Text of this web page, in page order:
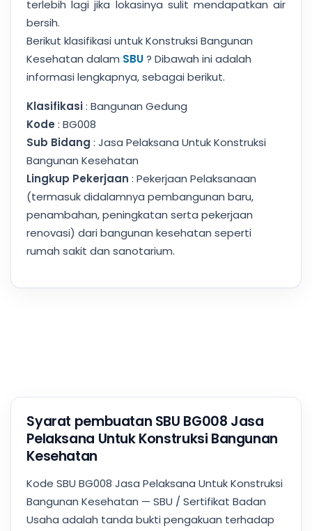
terlebih lagi jika lokasinya sulit mendapatkan air
bersih.
Berikut klasifikasi untuk Konstruksi Bangunan
Kesehatan dalam SBU? Dibawah ini adalah
informasi lengkapnya, sebagai berikut.
Klasifikasi: Bangunan Gedung
Kode : BG008
Sub Bidang : Jasa Pelaksana Untuk Konstruksi
Bangunan Kesehatan
Lingkup Pekerjaan : Pekerjaan Pelaksanaan
(termasuk didalamnya pembangunan baru,
penambahan, peningkatan serta pekerjaan
renovasi) dari bangunan kesehatan seperti
rumah sakit dan sanotarium.
Syarat pembuatan SBU BG008 Jasa
Pelaksana Untuk Konstruksi Bangunan
Kesehatan
Kode SBU BG008 Jasa Pelaksana Untuk Konstruksi
Bangunan Kesehatan — SBU / Sertifikat Badan
Usaha adalah tanda bukti pengakuan terhadap